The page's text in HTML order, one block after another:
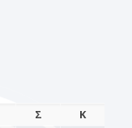
Σ
Κ